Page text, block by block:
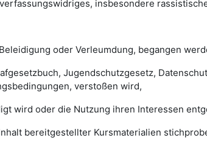
insbesondere
oder Verleumdung, begangen
Jugendschutzgesetz,
verstoßen wird,
wird oder die Nutzung ihren Interessen
bereitgestellter Kursmaterialien